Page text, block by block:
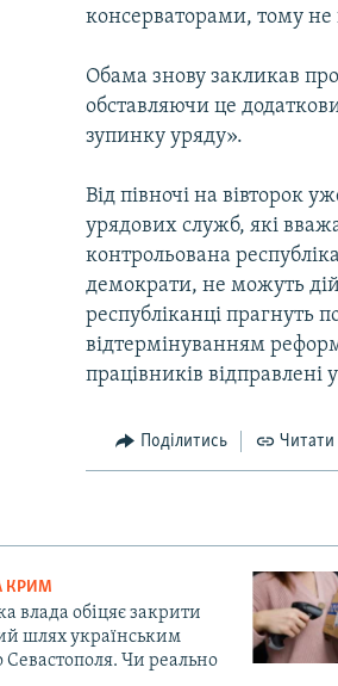
консерваторами, тому не
Обама знову закликав
обставляючи це
зупинку уряду».
Від півночі на вівторок
урядових служб, які
контрольована
демократи, не можуть
республіканці прагнуть
відтермінуванням
працівників відправлені
Поділитись Читати
КРИМ
влада обіцяє закрити
шлях українським
Чи реально